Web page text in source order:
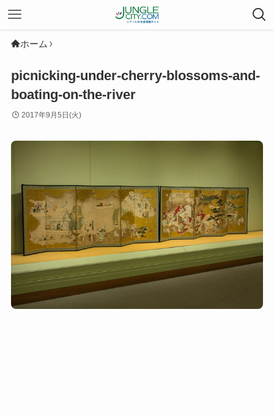
ホーム
picnicking-under-cherry-blossoms-and-
boating-on-the-river
2017年9月5日(火)